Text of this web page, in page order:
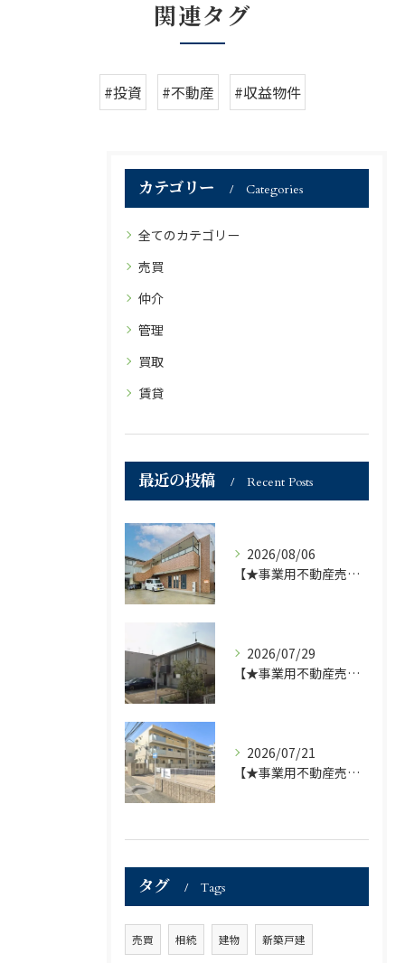
関連タグ
#投資 #不動産 #収益物件
カテゴリー Categories
全てのカテゴリー
売買
仲介
管理
買取
賃貸
最近の投稿 Recent Posts
2026/08/06
【★事業用不動産売買仲介専門部署より★】福岡市の不動産｜株式会社ランドマーク●1棟収益物件・価格が下がりました！！●
2026/07/29
【★事業用不動産売買仲介専門部署より★】福岡市の不動産｜株式会社ランドマーク ●収益物件 「D-roomアネシス」価格改定のお知らせ●
2026/07/21
【★事業用不動産売買仲介専門部署より★】福岡市の不動産｜株式会社ランドマーク ●収益物件「D-room笹丘」●
タグ Tags
売買 相続 建物 新築戸建